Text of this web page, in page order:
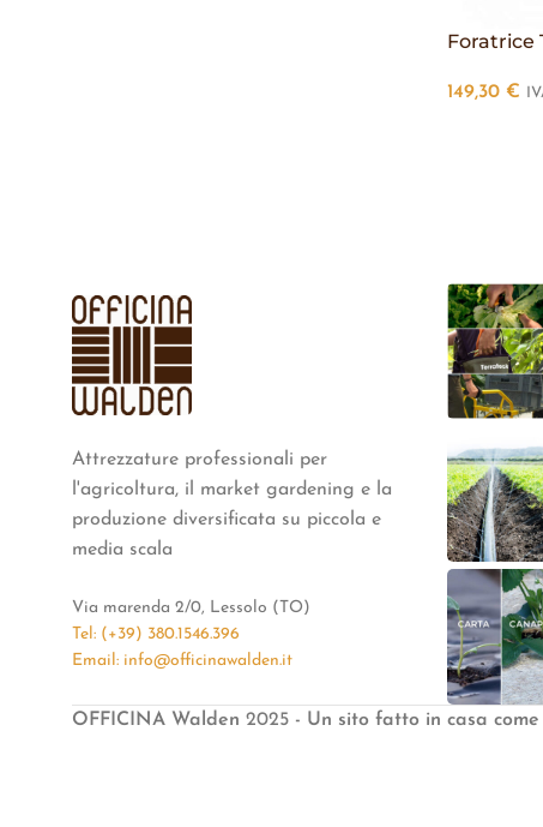
Foratrice
149,30 €
Attrezzature professionali per
l'agricoltura, il market gardening e la
produzione diversificata su piccola e
media scala
Via marenda 2/0, Lessolo (TO)
Tel: (+39) 380.1546.396
Email: info@officinawalden.it
OFFICINA Walden 2025 - Un sito fatto in casa